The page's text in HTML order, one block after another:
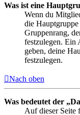
Was ist eine
Wenn du
die
Gruppenrang,
festzulegen. Ein
geben, deine
festzulegen.
Nach oben
Was bedeutet der
Auf dieser Seite